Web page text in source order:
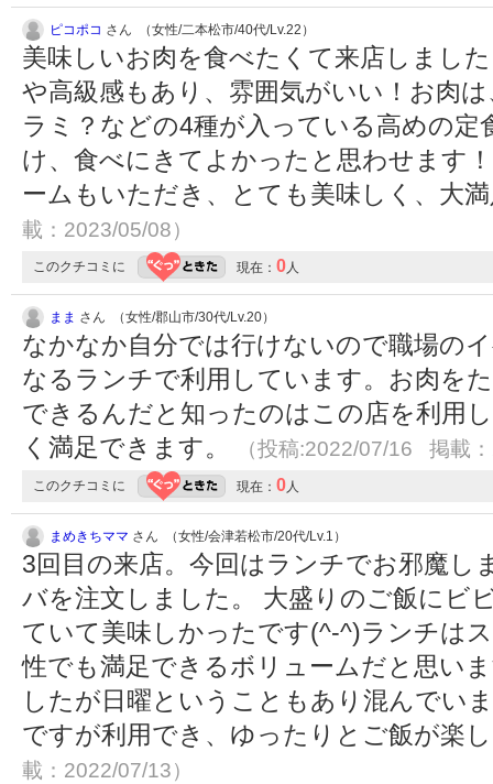
ピコポコ さん （女性/二本松市/40代/Lv.22）
美味しいお肉を食べたくて来店しまし
や高級感もあり、雰囲気がいい！お肉
ラミ？などの4種が入っている高めの定
け、食べにきてよかったと思わせます
ームもいただき、とても美味しく、大
載：2023/05/08）
このクチコミに 現在： 0人
まま さん （女性/郡山市/30代/Lv.20）
なかなか自分では行けないので職場の
なるランチで利用しています。お肉を
できるんだと知ったのはこの店を利用
く満足できます。
（投稿:2022/07/16 掲載
このクチコミに 現在： 0人
まめきちママ さん （女性/会津若松市/20代/Lv.1）
3回目の来店。今回はランチでお邪魔し
バを注文しました。 大盛りのご飯にビ
ていて美味しかったです(^-^)ランチは
性でも満足できるボリュームだと思い
したが日曜ということもあり混んでい
ですが利用でき、ゆったりとご飯が楽
載：2022/07/13）